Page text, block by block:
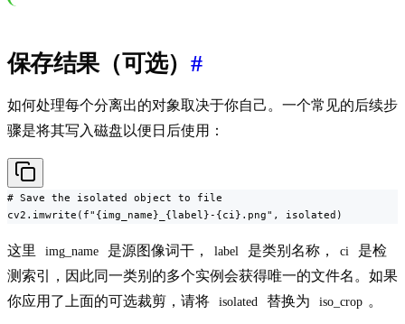
保存结果（可选） #
如何处理每个分离出的对象取决于你自己。一个常见的后续步
骤是将其写入磁盘以便日后使用：
# Save the isolated object to file
cv2.imwrite(f"{img_name}_{label}-{ci}.png", isolated)
这里 img_name 是源图像词干， label 是类别名称， ci
是检
测索引，因此同一类别的多个实例会获得唯一的文件名。如果
你应用了上面的可选裁剪，请将
isolated 替换为 iso_crop 。